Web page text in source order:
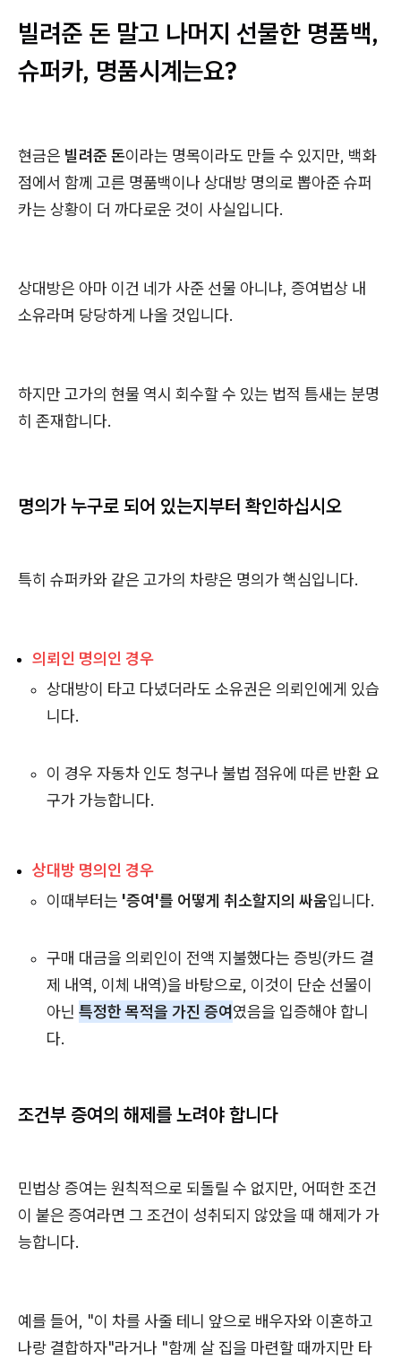
빌려준 돈 말고 나머지 선물한 명품백,
슈퍼카, 명품시계는요?
현금은 빌려준 돈이라는 명목이라도 만들 수 있지만, 백화
점에서 함께 고른 명품백이나 상대방 명의로 뽑아준 슈퍼
카는 상황이 더 까다로운 것이 사실입니다.
상대방은 아마 이건 네가 사준 선물 아니냐, 증여법상 내
소유라며 당당하게 나올 것입니다.
하지만 고가의 현물 역시 회수할 수 있는 법적 틈새는 분명
히 존재합니다.
명의가 누구로 되어 있는지부터 확인하십시오
특히 슈퍼카와 같은 고가의 차량은 명의가 핵심입니다.
의뢰인 명의인 경우
상대방이 타고 다녔더라도 소유권은 의뢰인에게 있습
니다.
이 경우 자동차 인도 청구나 불법 점유에 따른 반환 요
구가 가능합니다.
상대방 명의인 경우
이때부터는 '증여'를 어떻게 취소할지의 싸움입니다.
구매 대금을 의뢰인이 전액 지불했다는 증빙(카드 결
제 내역, 이체 내역)을 바탕으로, 이것이 단순 선물이
아닌 특정한 목적을 가진 증여였음을 입증해야 합니
다.
조건부 증여의 해제를 노려야 합니다
민법상 증여는 원칙적으로 되돌릴 수 없지만, 어떠한 조건
이 붙은 증여라면 그 조건이 성취되지 않았을 때 해제가 가
능합니다.
예를 들어, "이 차를 사줄 테니 앞으로 배우자와 이혼하고
나랑 결합하자"라거나 "함께 살 집을 마련할 때까지만 타